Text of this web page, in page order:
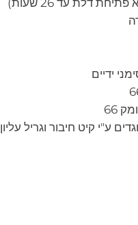
דלת עד 26 שעות)
ידיים
ע"י קיט חיבור וגריל עליון